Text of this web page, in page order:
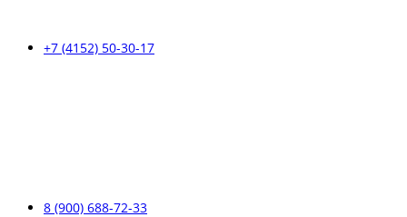
+7 (4152) 50-30-17
8 (900) 688-72-33